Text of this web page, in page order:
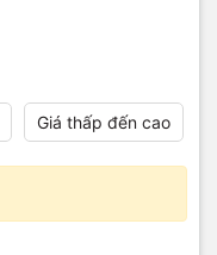
Giá thấp đến cao